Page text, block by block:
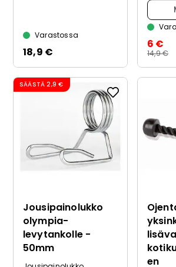
Varastossa
18,9 € 14,9 €
6 €
SÄÄSTÄ 2,9 €
Jousipainolukko
olympia-
levytankolle -
50mm
en